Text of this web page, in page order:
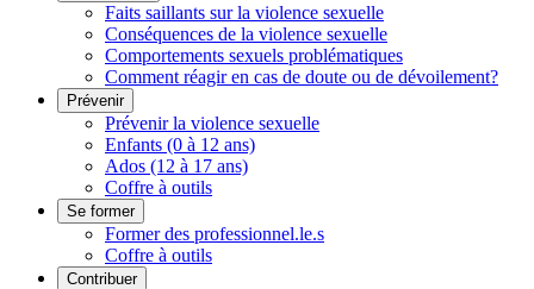
Faits saillants sur la violence sexuelle
Conséquences de la violence sexuelle
Comportements sexuels problématiques
Comment réagir en cas de doute ou de dévoilement?
Prévenir
Prévenir la violence sexuelle
Enfants (0 à 12 ans)
Ados (12 à 17 ans)
Coffre à outils
Se former
Former des professionnel.le.s
Coffre à outils
Contribuer